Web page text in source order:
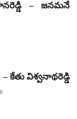
– జనమనే
కేతు విశ్వనాథరెడ్డి